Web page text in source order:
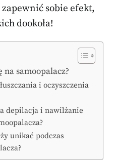
sobie efekt,
dookoła!
na samoopalacz?
i oczyszczenia
depilacja i nawilżanie
unikać podczas